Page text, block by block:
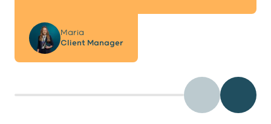
testimony -
Maria
Client Manager